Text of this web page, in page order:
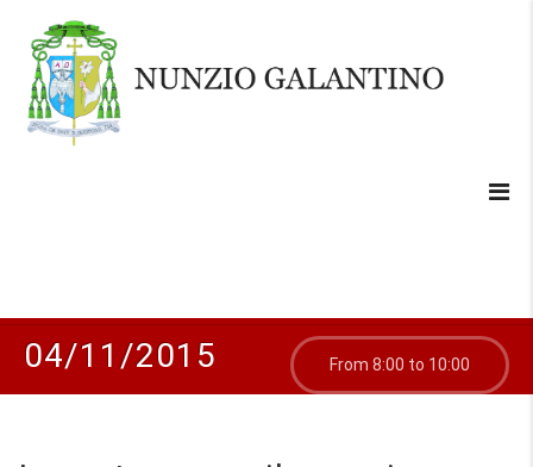
04/11/2015 From 8:00 to 10:00